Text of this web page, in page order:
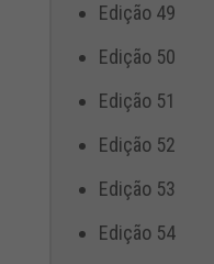
Edição 49
Edição 50
Edição 51
Edição 52
Edição 53
Edição 54